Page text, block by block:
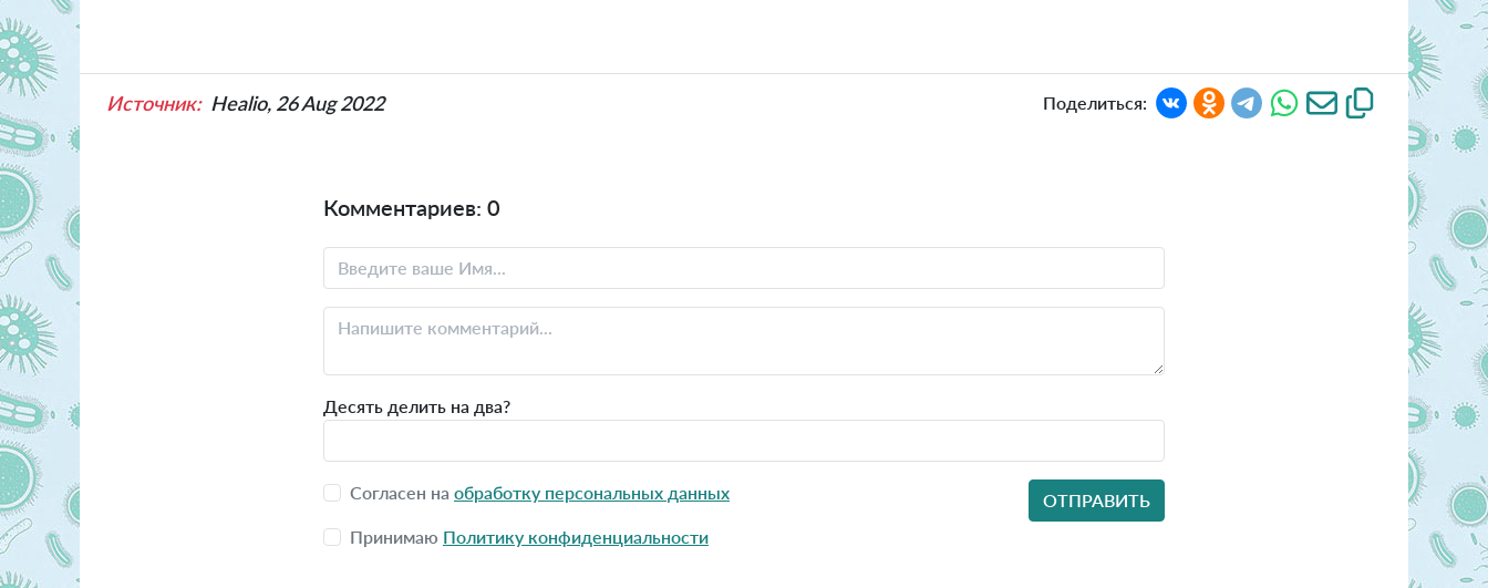
Источник: Healio, 26 Aug 2022 Поделиться:
Комментариев: 0
Десять делить на два?
Согласен на обработку персональных данных
Принимаю Политику конфиденциальности